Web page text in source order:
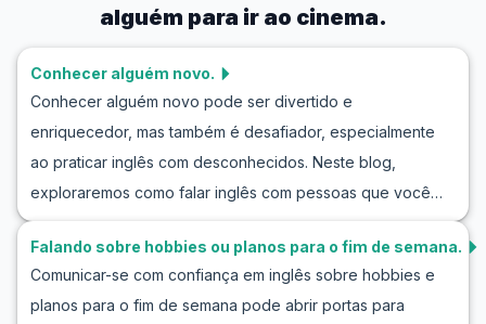
alguém para ir ao cinema.
Conhecer alguém novo.
Conhecer alguém novo pode ser divertido e
enriquecedor, mas também é desafiador, especialmente
ao praticar inglês com desconhecidos. Neste blog,
exploraremos como falar inglês com pessoas que você
ainda não conheceu, ajudando você a melhorar suas
habilidades de comunicação em inglês e a se sentir mais à
vontade em diálogos para novos encontros. Através da
simulação de conversas em inglês, você terá a
Falando sobre hobbies ou planos para o fim de semana.
Comunicar-se com confiança em inglês sobre hobbies e
planos para o fim de semana pode abrir portas para